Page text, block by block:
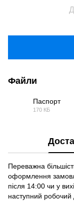
Файли
Паспорт
170 КБ
Переважна
оформлення
після 14:00 чи у
наступний робочий